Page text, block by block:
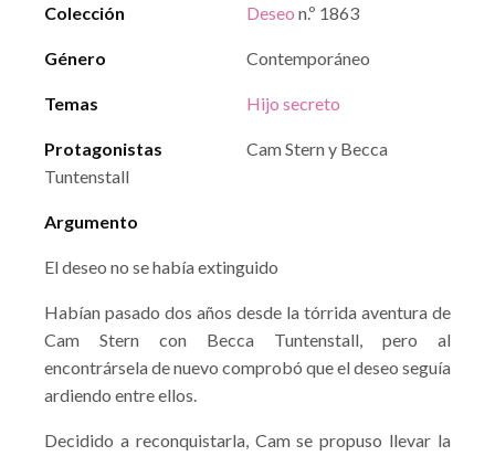
Colección Deseo n.º 1863
Género Contemporáneo
Temas Hijo secreto
Protagonistas
Cam Stern y Becca
Tuntenstall
Argumento
El deseo no se había extinguido
Habían pasado dos años desde la tórrida aventura de
Cam Stern con Becca Tuntenstall, pero al
encontrársela de nuevo comprobó que el deseo seguía
ardiendo entre ellos.
Decidido a reconquistarla, Cam se propuso llevar la